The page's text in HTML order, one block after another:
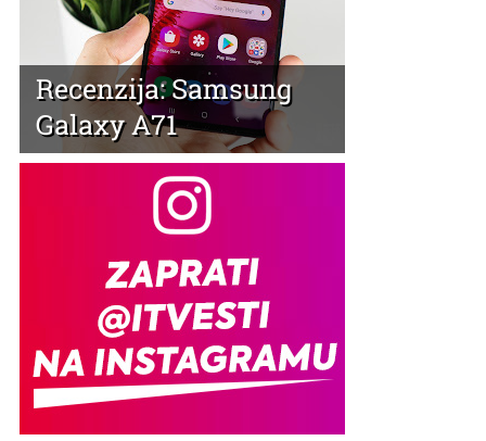
Recenzija: Samsung
Galaxy A71